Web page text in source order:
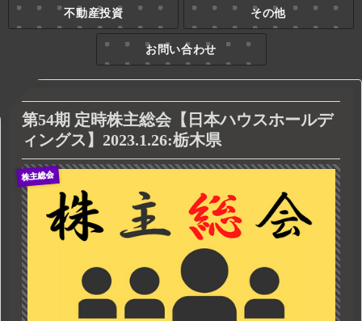
不動産投資 その他
お問い合わせ
第54期 定時株主総会【日本ハウスホールデ
ィングス】2023.1.26:栃木県
株主総会